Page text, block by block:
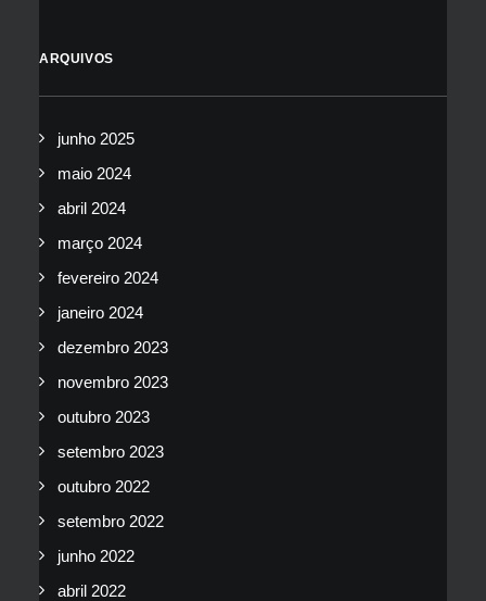
ARQUIVOS
junho 2025
maio 2024
abril 2024
março 2024
fevereiro 2024
janeiro 2024
dezembro 2023
novembro 2023
outubro 2023
setembro 2023
outubro 2022
setembro 2022
junho 2022
abril 2022